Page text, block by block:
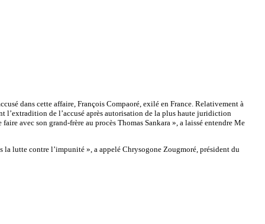
dans cette affaire, François Compaoré, exilé en France. Relativement à
l’extradition de l’accusé après autorisation de la plus haute juridiction
avec son grand-frère au procès Thomas Sankara », a laissé entendre Me
la lutte contre l’impunité », a appelé Chrysogone Zougmoré, président du